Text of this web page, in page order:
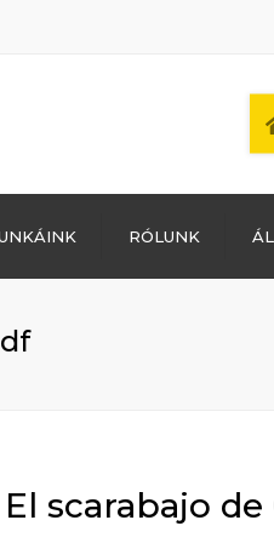
Bejegyzések
RÓLUNK
El scarabajo